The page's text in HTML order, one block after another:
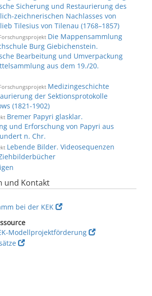
Sicherung und Restaurierung des
zeichnerischen Nachlasses von
Tilesius von Tilenau (1768–1857)
Die Mappensammlung
Burg Giebichenstein.
Bearbeitung und Umverpackung
aus dem 19./20.
Medizingeschichte
der Sektionsprotokolle
(1821-1902)
Bremer Papyri glasklar.
und Erforschung von Papyri aus
n. Chr.
Lebende Bilder. Videosequenzen
und Kontakt
bei der KEK
Modellprojektförderung